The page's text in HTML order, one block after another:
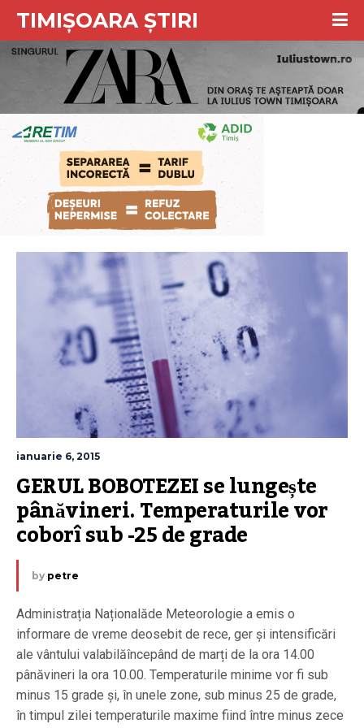
TIMIȘOARA ȘTIRI
ianuarie 6, 2015
GERUL BOBOTEZEI se lungește
pânăvineri. Temperaturile vor
coborî sub -25 de grade
by petre
Administrația Naționalăde Meteorologie a emis o
informare de vreme deosebit de rece, ger și intensificări
ale vântului valabilăîncepând de marți de la ora 14.00
pânăvineri la ora 10.00. Temperaturile minime vor fi sub
minus 15 grade și, în unele zone, sub minus 25 de grade,
în timpul zilei temperaturile maxime fiind între minus zece